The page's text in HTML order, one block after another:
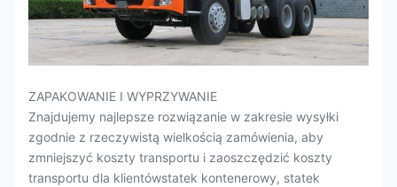
ZAPAKOWANIE I WYPRZYWANIE
Znajdujemy najlepsze rozwiązanie w zakresie wysyłki
zgodnie z rzeczywistą wielkością zamówienia, aby
zmniejszyć koszty transportu i zaoszczędzić koszty
transportu dla klientówstatek kontenerowy, statek